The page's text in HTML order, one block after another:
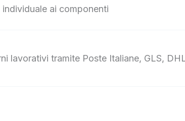
ai componenti
lavorativi tramite Poste Italiane, GLS,